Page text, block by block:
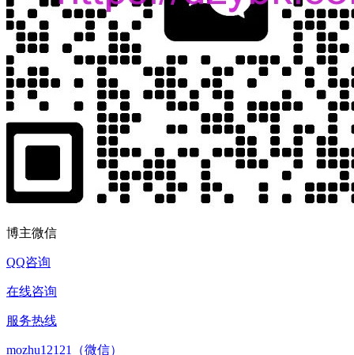
博主微信
QQ咨询
在线咨询
服务热线
mozhu12121（微信）